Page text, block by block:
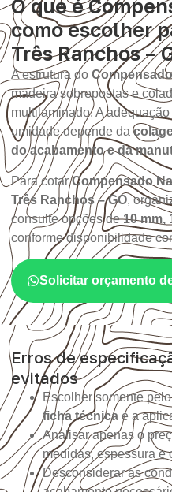
O que é
como escolher
Três Ranchos –
A estrutura do
madeira sobrepostas e
multilaminado. A
umidade depende da
do acabamento e da
Para cotarCompensado
Três Ranchos – GO,
consulte opções de10 mm,
conforme disponibilidade
Solicitar orçamento
Erros de
evitados
Escolher somente
ficha técnica e a
Analisar apenas o
medidas, espessura e
Desconsiderar as